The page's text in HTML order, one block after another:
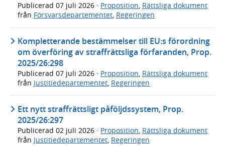
Publicerad 07 juli 2026 · Proposition, Rättsliga dokument
från Försvarsdepartementet, Regeringen
Kompletterande bestämmelser till EU:s förordning
om överföring av straffrättsliga förfaranden, Prop.
2025/26:298
Publicerad 07 juli 2026 · Proposition, Rättsliga dokument
från Justitiedepartementet, Regeringen
Ett nytt straffrättsligt påföljdssystem, Prop.
2025/26:297
Publicerad 02 juli 2026 · Proposition Rättsliga dokument
från Justitiedepartementet Regeringen